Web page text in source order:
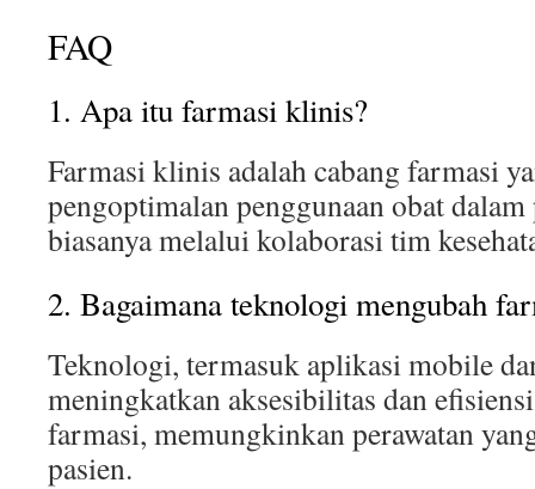
FAQ
1. Apa itu farmasi klinis?
Farmasi klinis adalah cabang farmasi
pengoptimalan penggunaan obat dalam
biasanya melalui kolaborasi tim
2. Bagaimana teknologi mengubah
Teknologi, termasuk aplikasi mobile
meningkatkan aksesibilitas dan
farmasi, memungkinkan perawatan
pasien.